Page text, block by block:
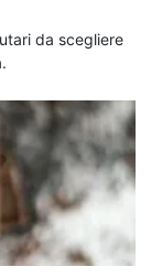
da scegliere